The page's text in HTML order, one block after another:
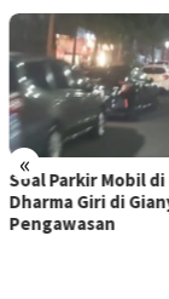
«
Bendera Merah
Meter
Sanjaya Kobarkan